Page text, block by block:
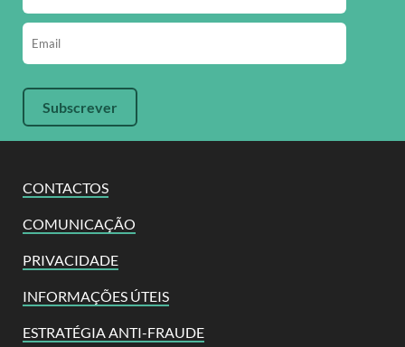
CONTACTOS
COMUNICAÇÃO
PRIVACIDADE
INFORMAÇÕES ÚTEIS
ESTRATÉGIA ANTI-FRAUDE